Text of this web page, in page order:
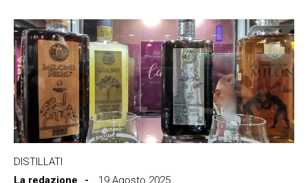
DISTILLATI
La redazione
19 Agosto 2025